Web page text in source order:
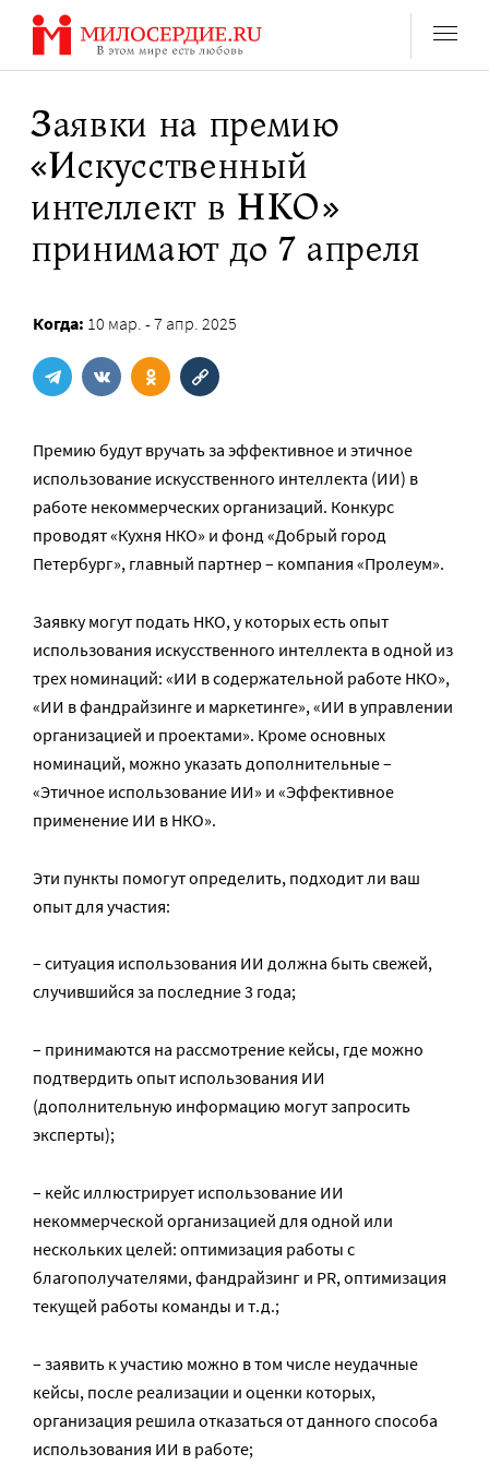
Перейти
содержанию
Заявки на премию
«Искусственный
интеллект в НКО»
принимают до 7 апреля
Когда: 10 мар. - 7 апр. 2025
Премию будут вручать за эффективное и этичное
использование искусственного интеллекта (ИИ) в
работе некоммерческих организаций. Конкурс
проводят «Кухня НКО» и фонд «Добрый город
Петербург», главный партнер – компания «Пролеум».
Заявку могут подать НКО, у которых есть опыт
использования искусственного интеллекта в одной из
трех номинаций: «ИИ в содержательной работе НКО»,
«ИИ в фандрайзинге и маркетинге», «ИИ в управлении
организацией и проектами». Кроме основных
номинаций, можно указать дополнительные –
«Этичное использование ИИ» и «Эффективное
применение ИИ в НКО».
Эти пункты помогут определить, подходит ли ваш
опыт для участия:
– ситуация использования ИИ должна быть свежей,
случившийся за последние 3 года;
– принимаются на рассмотрение кейсы, где можно
подтвердить опыт использования ИИ
(дополнительную информацию могут запросить
эксперты);
– кейс иллюстрирует использование ИИ
некоммерческой организацией для одной или
нескольких целей: оптимизация работы с
благополучателями, фандрайзинг и PR, оптимизация
текущей работы команды и т.д.;
– заявить к участию можно в том числе неудачные
кейсы, после реализации и оценки которых,
организация решила отказаться от данного способа
использования ИИ в работе;